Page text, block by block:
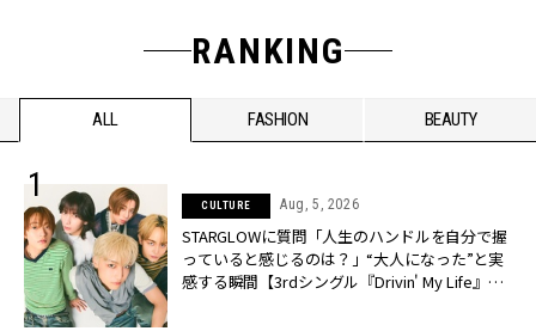
RANKING
ALL FASHION BEAUTY
CULTURE Aug, 5, 2026
STARGLOWに質問「人生のハンドルを自分で握
っていると感じるのは？」“大️人になった”と実
感する瞬間【3rdシングル『Drivin' My Life』発